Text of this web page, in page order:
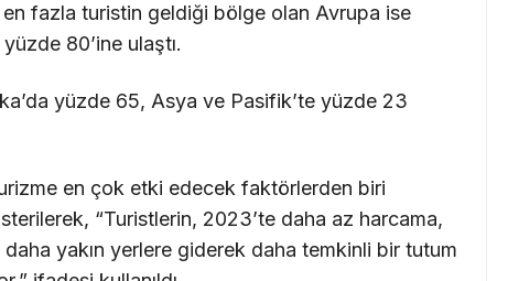
en fazla turistin geldiği bölge olan Avrupa ise
80’ine ulaştı.
yüzde 65, Asya ve Pasifik’te yüzde 23
en çok etki edecek faktörlerden biri
“Turistlerin, 2023’te daha az harcama,
yakın yerlere giderek daha temkinli bir tutum